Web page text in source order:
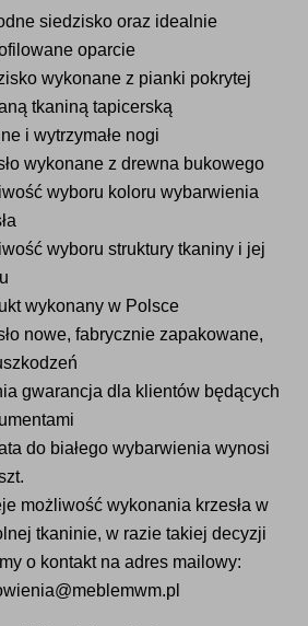
siedzisko oraz idealnie
oparcie
wykonane z pianki pokrytej
tkaniną tapicerską
i wytrzymałe nogi
wykonane z drewna bukowego
wyboru koloru wybarwienia
wyboru struktury tkaniny i jej
wykonany w Polsce
nowe, fabrycznie zapakowane,
gwarancja dla klientów będących
do białego wybarwienia wynosi
możliwość wykonania krzesła w
tkaninie, w razie takiej decyzji
o kontakt na adres mailowy: